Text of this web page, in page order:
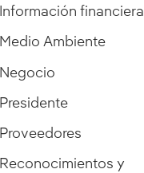
Información financiera
Medio Ambiente
Negocio
Presidente
Proveedores
Reconocimientos y